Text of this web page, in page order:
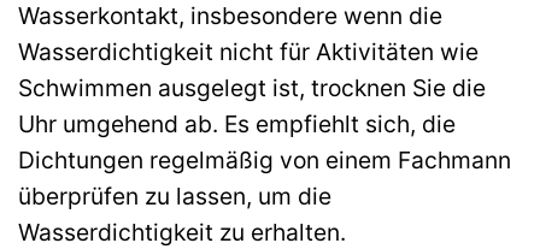
Wasserkontakt, insbesondere wenn die
Wasserdichtigkeit nicht für Aktivitäten wie
Schwimmen ausgelegt ist, trocknen Sie die
Uhr umgehend ab. Es empfiehlt sich, die
Dichtungen regelmäßig von einem Fachmann
überprüfen zu lassen, um die
Wasserdichtigkeit zu erhalten.